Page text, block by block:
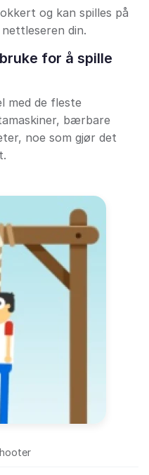
og kan spilles på
din.
for å spille
med de fleste
bærbare
noe som gjør det